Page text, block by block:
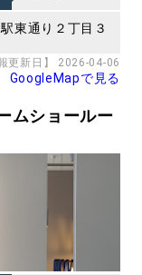
東通り２丁目３
報更新日】 2026-04-06
GoogleMapで見る
ムショールー